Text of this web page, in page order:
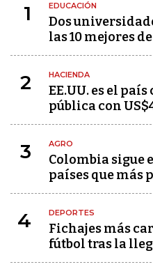
1 EDUCACIÓN
Dos
las 10 mejores
2 HACIENDA
EE.UU. es el
pública con
3 AGRO
Colombia sigue
países que más
4 DEPORTES
Fichajes más
fútbol tras la